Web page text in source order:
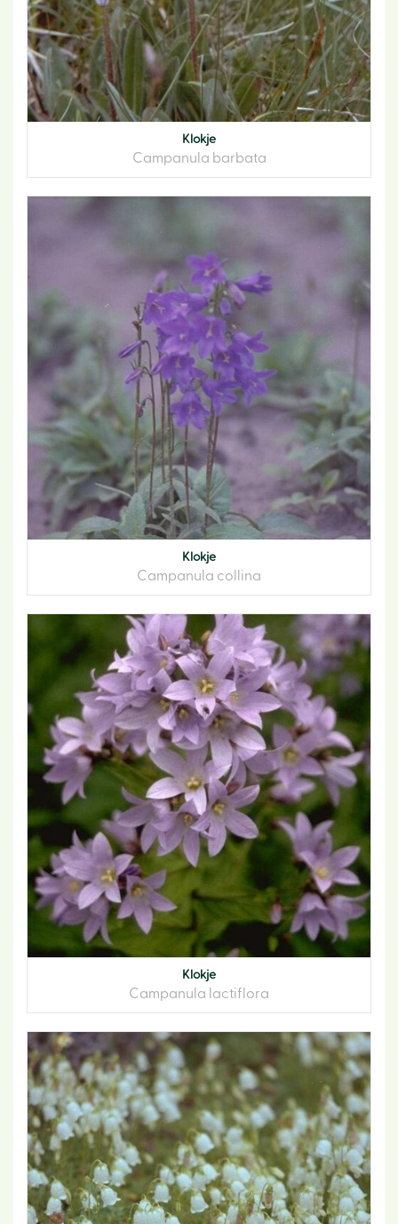
Klokje
Campanula barbata
Klokje
Campanula collina
Klokje
Campanula lactiflora